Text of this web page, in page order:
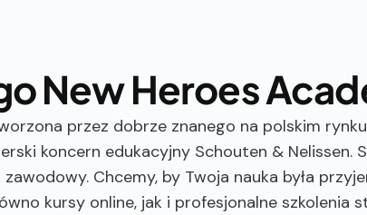
New Heroes
przez dobrze znanego na polskim
koncern edukacyjny Schouten & Nelissen.
Chcemy, by Twoja nauka była
kursy online, jak i profesjonalne szkolenia